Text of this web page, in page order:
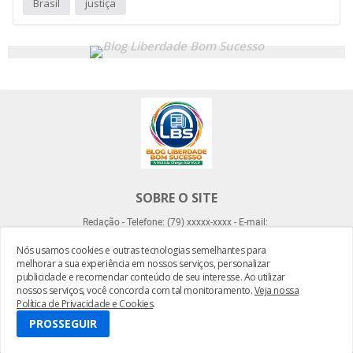
Brasil justiça
SOBRE O SITE
Redação - Telefone: (79) xxxxx-xxxx - E-mail:
Desenvolvido por -
Nós usamos cookies e outras tecnologias semelhantes para
melhorar a sua experiência em nossos serviços, personalizar
publicidade e recomendar conteúdo de seu interesse. Ao utilizar
nossos serviços, você concorda com tal monitoramento.Veja nossa
Política de Privacidade e Cookies.
PROSSEGUIR